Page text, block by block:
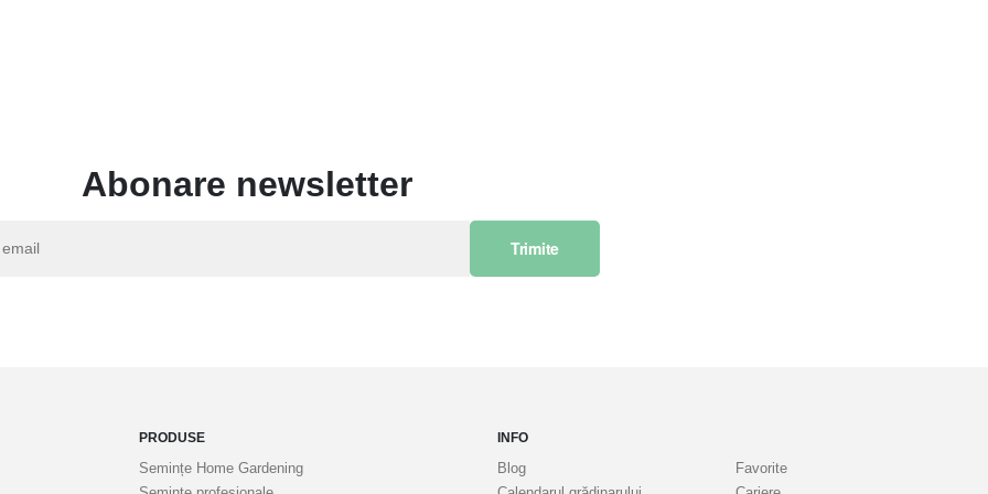
Abonare newsletter
Trimite
PRODUSE
Semințe Home Gardening
INFO
Blog
Favorite